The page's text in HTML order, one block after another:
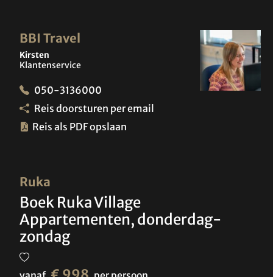
Ruka
Boek Ruka Village
Appartementen, donderdag-
zondag
BBI Travel
Kirsten
Klantenservice
050-3136000
Reis doorsturen per email
Reis als PDF opslaan